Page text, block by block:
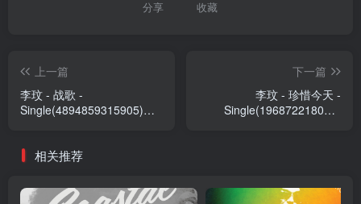
分享 收藏
上一篇
李玟 - 战歌 -
Single(4894859315905)
下一篇
李玟 - 珍惜今天 -
Single(196872218008)
相关推荐